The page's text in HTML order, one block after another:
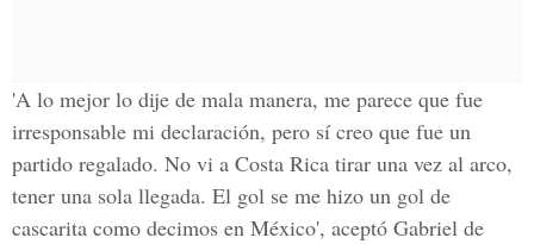
'A lo mejor lo dije de mala manera, me parece que fue
irresponsable mi declaración, pero sí creo que fue un
partido regalado. No vi a Costa Rica tirar una vez al arco,
tener una sola llegada. El gol se me hizo un gol de
cascarita como decimos en México', aceptó Gabriel de